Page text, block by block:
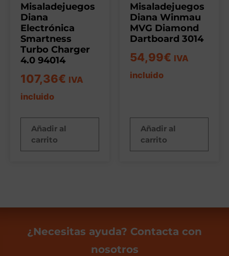
Misaladejuegos
Diana
Electrónica
Smartness
Turbo Charger
4.0 94014
107,36€ IVA
incluido
Añadir al
carrito
Misaladejuegos
Diana Winmau
MVG Diamond
Dartboard 3014
54,99€ IVA
incluido
Añadir al
carrito
¿Necesitas ayuda? Contacta con
nosotros